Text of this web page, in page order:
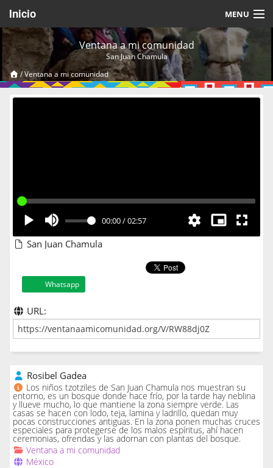
Inicio MENU
Acerca de
Videos Temáticos
Cerrar Sesión
Ventana a mi comunidad
San Juan Chamula
/Ventana a mi comunidad
00:00/02:57
San Juan Chamula
Whatsapp
URL:
Rosibel Gadea
Los niños tzotziles de San Juan Chamula nos muestran su
entorno, es un bosque donde hace frío, por la tarde hay neblina
y llueve mucho, lo que mantiene la zona siempre verde. Las
casas se hacen con lodo, teja, lamina y ladrillo, quedan muy
pocas construcciones antiguas. En la zona ponen muchas cruces
especiales para protegerse de los malos espíritus, ahí hacen
ceremonias, ofrendas y las adornan con plantas del bosque.
Ventana a mi comunidad
México